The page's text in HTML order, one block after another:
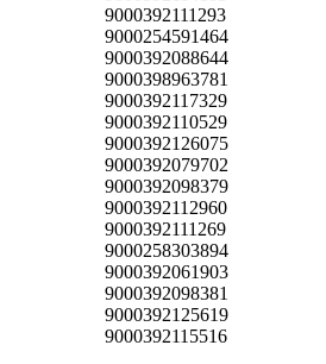
9000392111293
9000254591464
9000392088644
9000398963781
9000392117329
9000392110529
9000392126075
9000392079702
9000392098379
9000392112960
9000392111269
9000258303894
9000392061903
9000392098381
9000392125619
9000392115516